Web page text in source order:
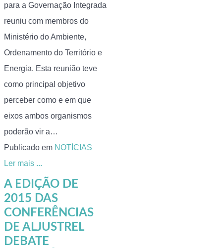
para a Governação Integrada
reuniu com membros do
Ministério do Ambiente,
Ordenamento do Território e
Energia. Esta reunião teve
como principal objetivo
perceber como e em que
eixos ambos organismos
poderão vir a…
Publicado em NOTÍCIAS
Ler mais ...
A EDIÇÃO DE
2015 DAS
CONFERÊNCIAS
DE ALJUSTREL
DEBATE